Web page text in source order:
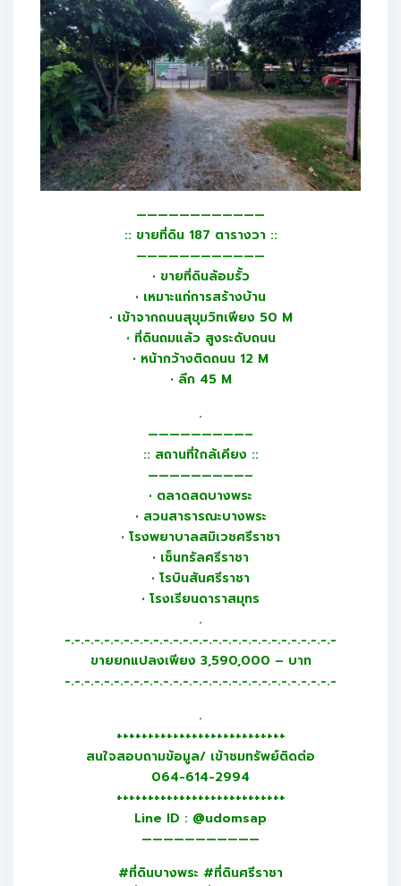
————————————
:: ขายที่ดิน 187 ตารางวา ::
————————————
• ขายที่ดินล้อมรั้ว
• เหมาะแก่การสร้างบ้าน
• เข้าจากถนนสุขุมวิทเพียง 50 M
• ที่ดินถมแล้ว สูงระดับถนน
• หน้ากว้างติดถนน 12 M
• ลึก 45 M
.
—————————–
:: สถานที่ใกล้เคียง ::
—————————–
• ตลาดสดบางพระ
• สวนสาธารณะบางพระ
• โรงพยาบาลสมิเวชศรีราชา
• เซ็นทรัลศรีราชา
• โรบินสันศรีราชา
• โรงเรียนดาราสมุทร
.
-.-.-.-.-.-.-.-.-.-.-.-.-.-.-.-.-.-.-.-.-.-.-.-.-.-.-.-
ขายยกแปลงเพียง 3,590,000 – บาท
-.-.-.-.-.-.-.-.-.-.-.-.-.-.-.-.-.-.-.-.-.-.-.-.-.-.-.-
.
+++++++++++++++++++++++++++
สนใจสอบถามข้อมูล/ เข้าชมทรัพย์ติดต่อ
064-614-2994
+++++++++++++++++++++++++++
Line ID : @udomsap
———————————
#ที่ดินบางพระ #ที่ดินศรีราชา